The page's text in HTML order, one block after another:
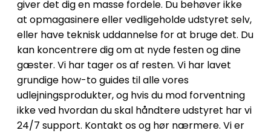
giver det dig en masse fordele. Du behøver ikke
at opmagasinere eller vedligeholde udstyret selv,
eller have teknisk uddannelse for at bruge det. Du
kan koncentrere dig om at nyde festen og dine
gæster. Vi har tager os af resten. Vi har lavet
grundige how-to guides til alle vores
udlejningsprodukter, og hvis du mod forventning
ikke ved hvordan du skal håndtere udstyret har vi
24/7 support. Kontakt os og hør nærmere. Vi er